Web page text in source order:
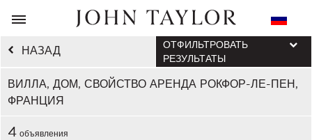
НАЗАД
ВИЛЛА, ДОМ, СВОЙСТВО АРЕНДА РОКФОР-ЛЕ-ПЕН,
ФРАНЦИЯ
ОТФИЛЬТРОВАТЬ
РЕЗУЛЬТАТЫ
4 объявления